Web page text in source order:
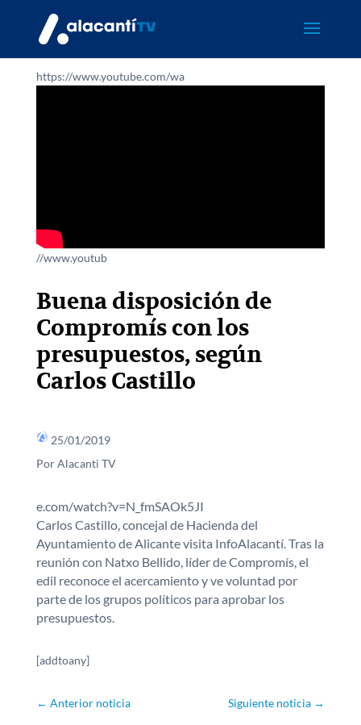
https://www.youtube.com/wa
//www.youtub
Buena disposición de
Compromís con los
presupuestos, según
Carlos Castillo
25/01/2019
Por Alacanti TV
e.com/watch?v=N_fmSAOk5JI
Carlos Castillo, concejal de Hacienda del
Ayuntamiento de Alicante visita InfoAlacantí. Tras la
reunión con Natxo Bellido, líder de Compromís, el
edil reconoce el acercamiento y ve voluntad por
parte de los grupos políticos para aprobar los
presupuestos.
[addtoany]
← Anterior noticia Siguiente noticia →